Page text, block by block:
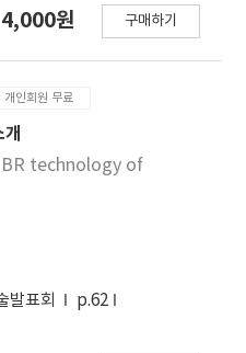
BFS and (100-x) wt%
conditions at
glasses with
75 % were
exhibit an
their optical,
including
spectroscopy (FT-
(Tg), and x-
content increased,
4,000원 구매하기
인회원 무료
technology of
발표회
p.62